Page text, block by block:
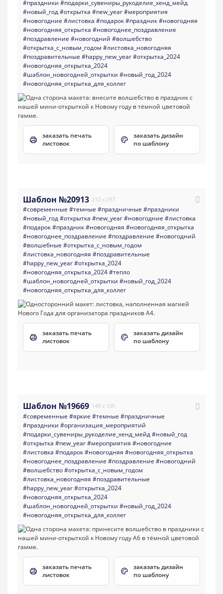
#праздники #подарки_сувениры_рукоделие_хенд_мейд
#новый_год#открытка #new_year#мероприятия
#новогодние #листовка #подарок#праздник#новогодняя
#новогодняя_открытка #новогоднее_поздравление
#поздравление #новогодний #волшебство
#открытка_с_новым_годом #листовка_новогодняя
#поздравительные #happy_new_year#открытка_2024
#новогодняя_открытка_2024
#шаблон_новогодней_открытки #новый_год_2024
#новогодняя_открытка_для_коллег
заказать печать
листовок
заказать дизайн
по шаблону
Шаблон №20913 210 x 297
#современные #темные #праздничные #праздники
#новый_год#открытка #new_year#новогодние #листовка
#подарок#праздник#новогодняя #новогодняя_открытка
#новогоднее_поздравление #поздравление #новогодний
#волшебные #открытка_с_новым_годом
#листовка_новогодняя #поздравительные
#happy_new_year#открытка_2024
#новогодняя_открытка_2024#тепло
#шаблон_новогодней_открытки #новый_год_2024
#новогодняя_открытка_для_коллег
заказать печать
листовок
заказать дизайн
по шаблону
Шаблон №19669 148 x 105
#современные #яркие #темные #праздничные
#праздники #организация_мероприятий
#подарки_сувениры_рукоделие_хенд_мейд#новый_год
#открытка #new_year#мероприятия #новогодние
#листовка #подарок#новогодняя #новогодняя_открытка
#новогоднее_поздравление #поздравление #новогодний
#волшебство#открытка_с_новым_годом
#листовка_новогодняя #поздравительные
#happy_new_year#открытка_2024
#новогодняя_открытка_2024
#шаблон_новогодней_открытки #новый_год_2024
#новогодняя_открытка_для_коллег
заказать печать
листовок
заказать дизайн
по шаблону